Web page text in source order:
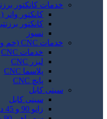
خدمات کانکتور
کانکتور واتر
کانکتور
نسوز
خدمات CNC (خم و برش)
خدمات CNC
لیزر CNC
پلاسما CNC
پانچ CNC
سینی کابل
سینی کابل
زانو 90 و 45 درجه سینی کابل افقی